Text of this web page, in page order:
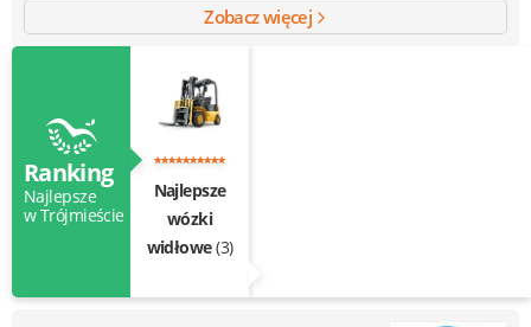
Zobacz więcej
Ranking
Najlepsze
w Trójmieście
Najlepsze
wózki
widłowe(3)